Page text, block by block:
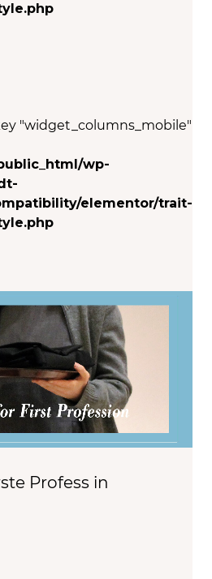
"widget_columns_mobile"
wp-
elementor/trait-
Profess in